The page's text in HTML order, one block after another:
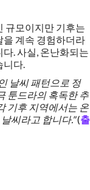
규모이지만 기후는
을 계속 경험하더라
. 사실, 온난화되는
니다.
날씨 패턴으로 정
툰드라의 혹독한 추
기후 지역에서는 온
씨라고 합니다."(출